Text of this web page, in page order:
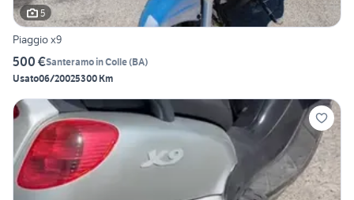
5
Piaggio x9
500 €Santeramo in Colle(BA)
Usato06/20025300 Km